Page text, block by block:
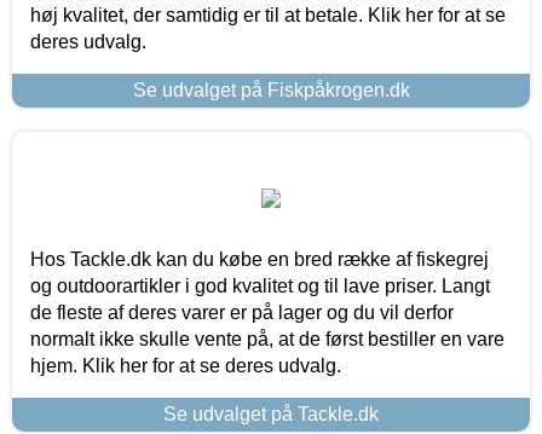
høj kvalitet, der samtidig er til at betale. Klik her for at se
deres udvalg.
Se udvalget på Fiskpåkrogen.dk
Hos Tackle.dk kan du købe en bred række af fiskegrej
og outdoorartikler i god kvalitet og til lave priser. Langt
de fleste af deres varer er på lager og du vil derfor
normalt ikke skulle vente på, at de først bestiller en vare
hjem. Klik her for at se deres udvalg.
Se udvalget på Tackle.dk